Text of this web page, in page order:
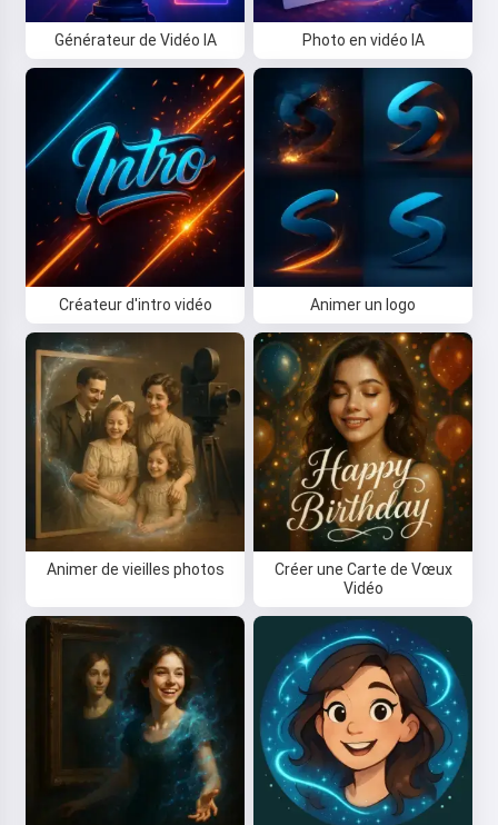
Générateur de Vidéo IA Photo en vidéo IA
Créateur d'intro vidéo Animer un logo
Animer de vieilles photos
Créer une Carte de Vœux
Vidéo